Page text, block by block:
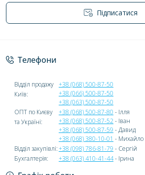
Підписатися
Телефони
Відділ продажу
Київ:
+38 (068) 500-87-50
+38 (066) 500-87-50
+38 (063) 500-87-50
ОПТ по Києву
та Україні:
+38 (068) 500-87-80 - Ілля
+38 (068) 500-87-52- Іван
+38 (068) 500-87-59 - Давид
+38 (068) 380-10-01 - Михайло
Відділ закупівлі:+38 (098) 786-81-79 - Сергій
Бухгалтерія:
+38 (063) 410-41-44- Ірина